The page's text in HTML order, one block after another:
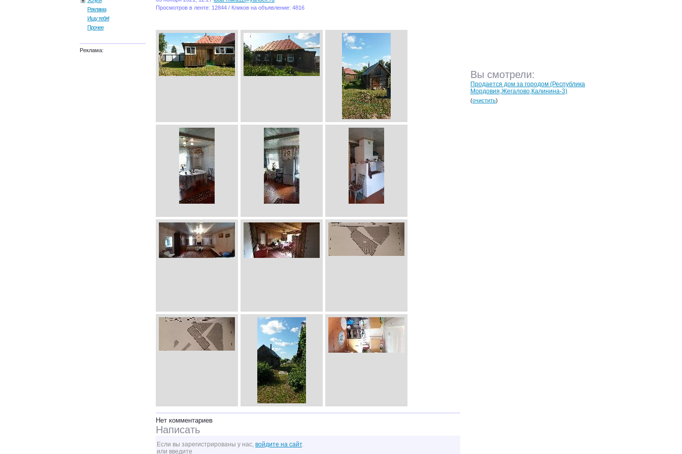
Реклама
Ищу тебя!
Прочее
Реклама:
Просмотров в ленте: 12844 / Кликов на объявление: 4816
Нет комментариев
Написать
Если вы зарегистрированы у нас, войдите на сайт.
или введите
Вы смотрели:
Продается дом за городом (Республика
Мордовия,Жегалово,Калинина-3)
(очистить)